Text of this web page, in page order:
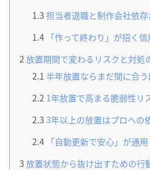
1.3 担当者退職と制作会社依
1.4 「作って終わり」が招く
2 放置期間で変わるリスクと対処
2.1 半年放置ならまだ間に合
2.2 1年放置で高まる脆弱性リ
2.3 3年以上の放置はプロへの
2.4 「自動更新で安心」が通
3 放置状態から抜け出すための行